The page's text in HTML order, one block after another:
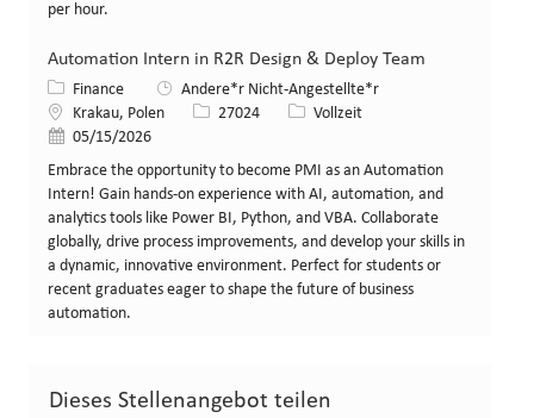
per hour.
Automation Intern in R2R Design & Deploy Team
Kategorie
Finance
Andere*r Nicht-Angestellte*r
Standort
Krakau, Polen Stellen-ID
27024 Art der Stelle
Vollzeit
Veröffentlicht am
05/15/2026
Embrace the opportunity to become PMI as an Automation
Intern! Gain hands-on experience with AI, automation, and
analytics tools like Power BI, Python, and VBA. Collaborate
globally, drive process improvements, and develop your skills in
a dynamic, innovative environment. Perfect for students or
recent graduates eager to shape the future of business
automation.
Dieses Stellenangebot teilen